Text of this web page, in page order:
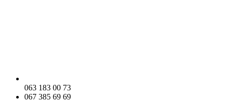
063 183 00 73
067 385 69 69